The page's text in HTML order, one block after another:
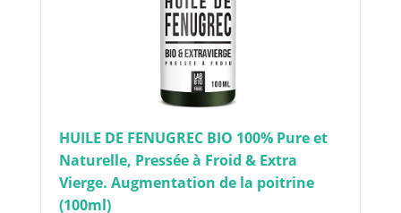
HUILE DE FENUGREC BIO 100% Pure et
Naturelle, Pressée à Froid & Extra
Vierge. Augmentation de la poitrine
(100ml)